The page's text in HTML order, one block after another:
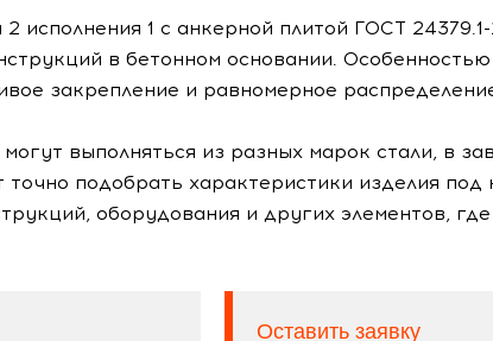
1 с анкерной плитой ГОСТ
в бетонном основании. Особенностью
закрепление и равномерное
выполняться из разных марок стали, в
точно подобрать характеристики изделия
оборудования и других элементов,
Оставить заявку